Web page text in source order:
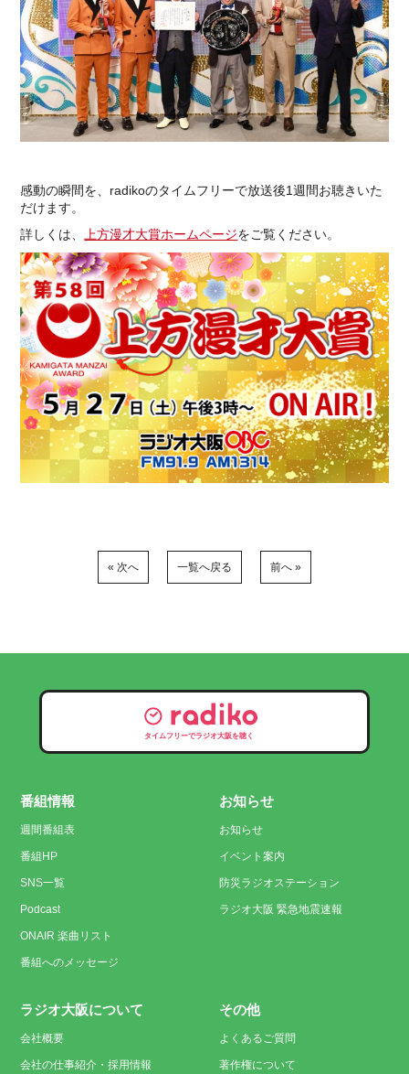
感動の瞬間を、radikoのタイムフリーで放送後1週間お聴きいた
だけます。
詳しくは、
上方漫才大賞ホームページをご覧ください。
« 次へ 一覧へ戻る 前へ »
タイムフリーでラジオ大阪を聴く
番組情報
週間番組表
番組HP
SNS一覧
Podcast
ONAIR 楽曲リスト
番組へのメッセージ
お知らせ
お知らせ
イベント案内
防災ラジオステーション
ラジオ大阪 緊急地震速報
ラジオ大阪について
会社概要
会社の仕事紹介・採用情報
その他
よくあるご質問
著作権について